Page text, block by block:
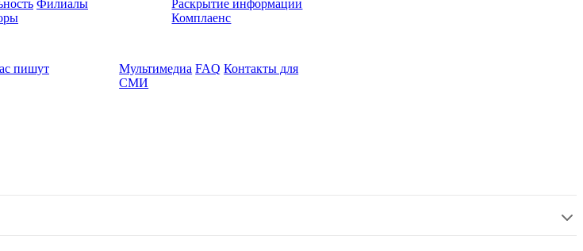
Филиалы
Раскрытие информации
Комплаенс
пишут
Мультимедиа FAQ Контакты для
СМИ